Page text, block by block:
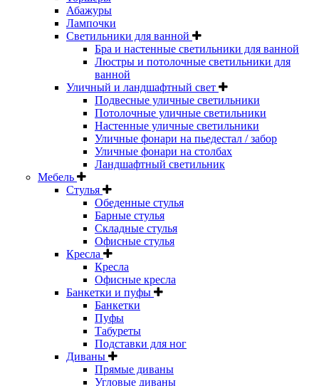
Абажуры
Лампочки
Светильники для ванной
Бра и настенные светильники для ванной
Люстры и потолочные светильники для
ванной
Уличный и ландшафтный свет
Подвесные уличные светильники
Потолочные уличные светильники
Настенные уличные светильники
Уличные фонари на пьедестал / забор
Уличные фонари на столбах
Ландшафтный светильник
Мебель
Стулья
Обеденные стулья
Барные стулья
Складные стулья
Офисные стулья
Кресла
Кресла
Офисные кресла
Банкетки и пуфы
Банкетки
Пуфы
Табуреты
Подставки для ног
Диваны
Прямые диваны
Угловые диваны